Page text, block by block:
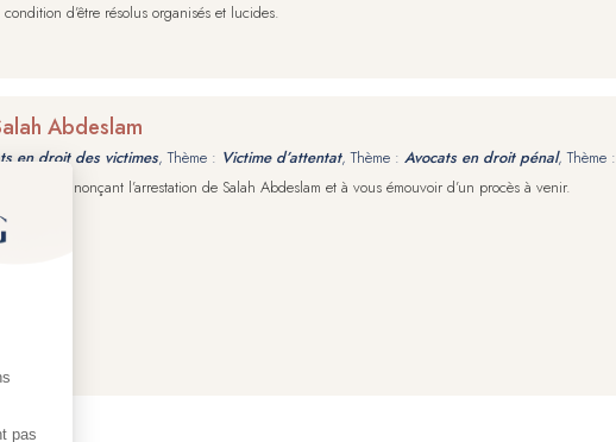
d’être résolus organisés et lucides.
Abdeslam
en droit des victimes, Thème : Victime d’attentat, Thème : Avocats en droit pénal, Thème :
annonçant l’arrestation de Salah Abdeslam et à vous émouvoir d’un procès à venir.